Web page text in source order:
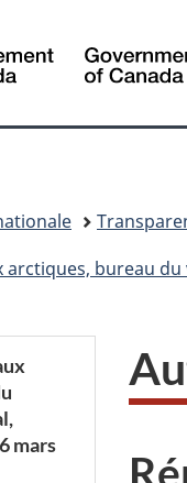
arctiques, bureau
mars